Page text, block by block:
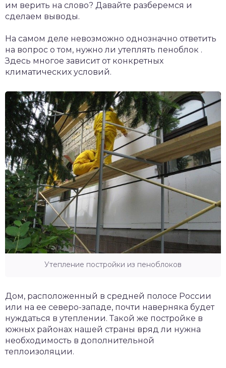
им верить на слово? Давайте разберемся и
сделаем выводы.
На самом деле невозможно однозначно ответить
на вопрос о том, нужно ли утеплять пеноблок .
Здесь многое зависит от конкретных
климатических условий.
Утепление постройки из пеноблоков
Дом, расположенный в средней полосе России
или на ее северо-западе, почти наверняка будет
нуждаться в утеплении. Такой же постройке в
южных районах нашей страны вряд ли нужна
необходимость в дополнительной
теплоизоляции.